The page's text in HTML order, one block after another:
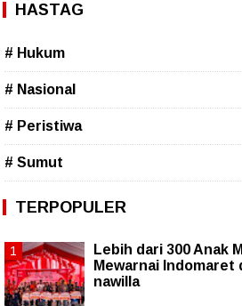
HASTAG
# Hukum
# Nasional
# Peristiwa
# Sumut
TERPOPULER
Lebih dari 300 Anak
Mewarnai Indomaret
nawilla